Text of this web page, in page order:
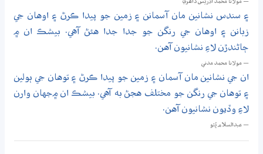
— مولانا محمد ادريس ڏاھري
۽ سندس نشانين مان آسمانن ۽ زمين جو پيدا ڪرڻ ۽ اوهان جي
زبانن ۽ اوهان جي رنگن جو جدا جدا هئڻ آهي. بيشڪ ان ۾
ڄاڻندڙن لاءِ نشانيون آهن.
— مولانا محمد مدني
ان جي نشانين مان آسمان ۽ زمين جو پيدا ڪرڻ ۽ توهان جي ٻولين
۽ توهان جي رنگن جو مختلف هجڻ به آهي. بيشڪ ان ۾جهان وارن
لاءِ وڏيون نشانيون آهن.
— عبدالسلام ڀُٽو